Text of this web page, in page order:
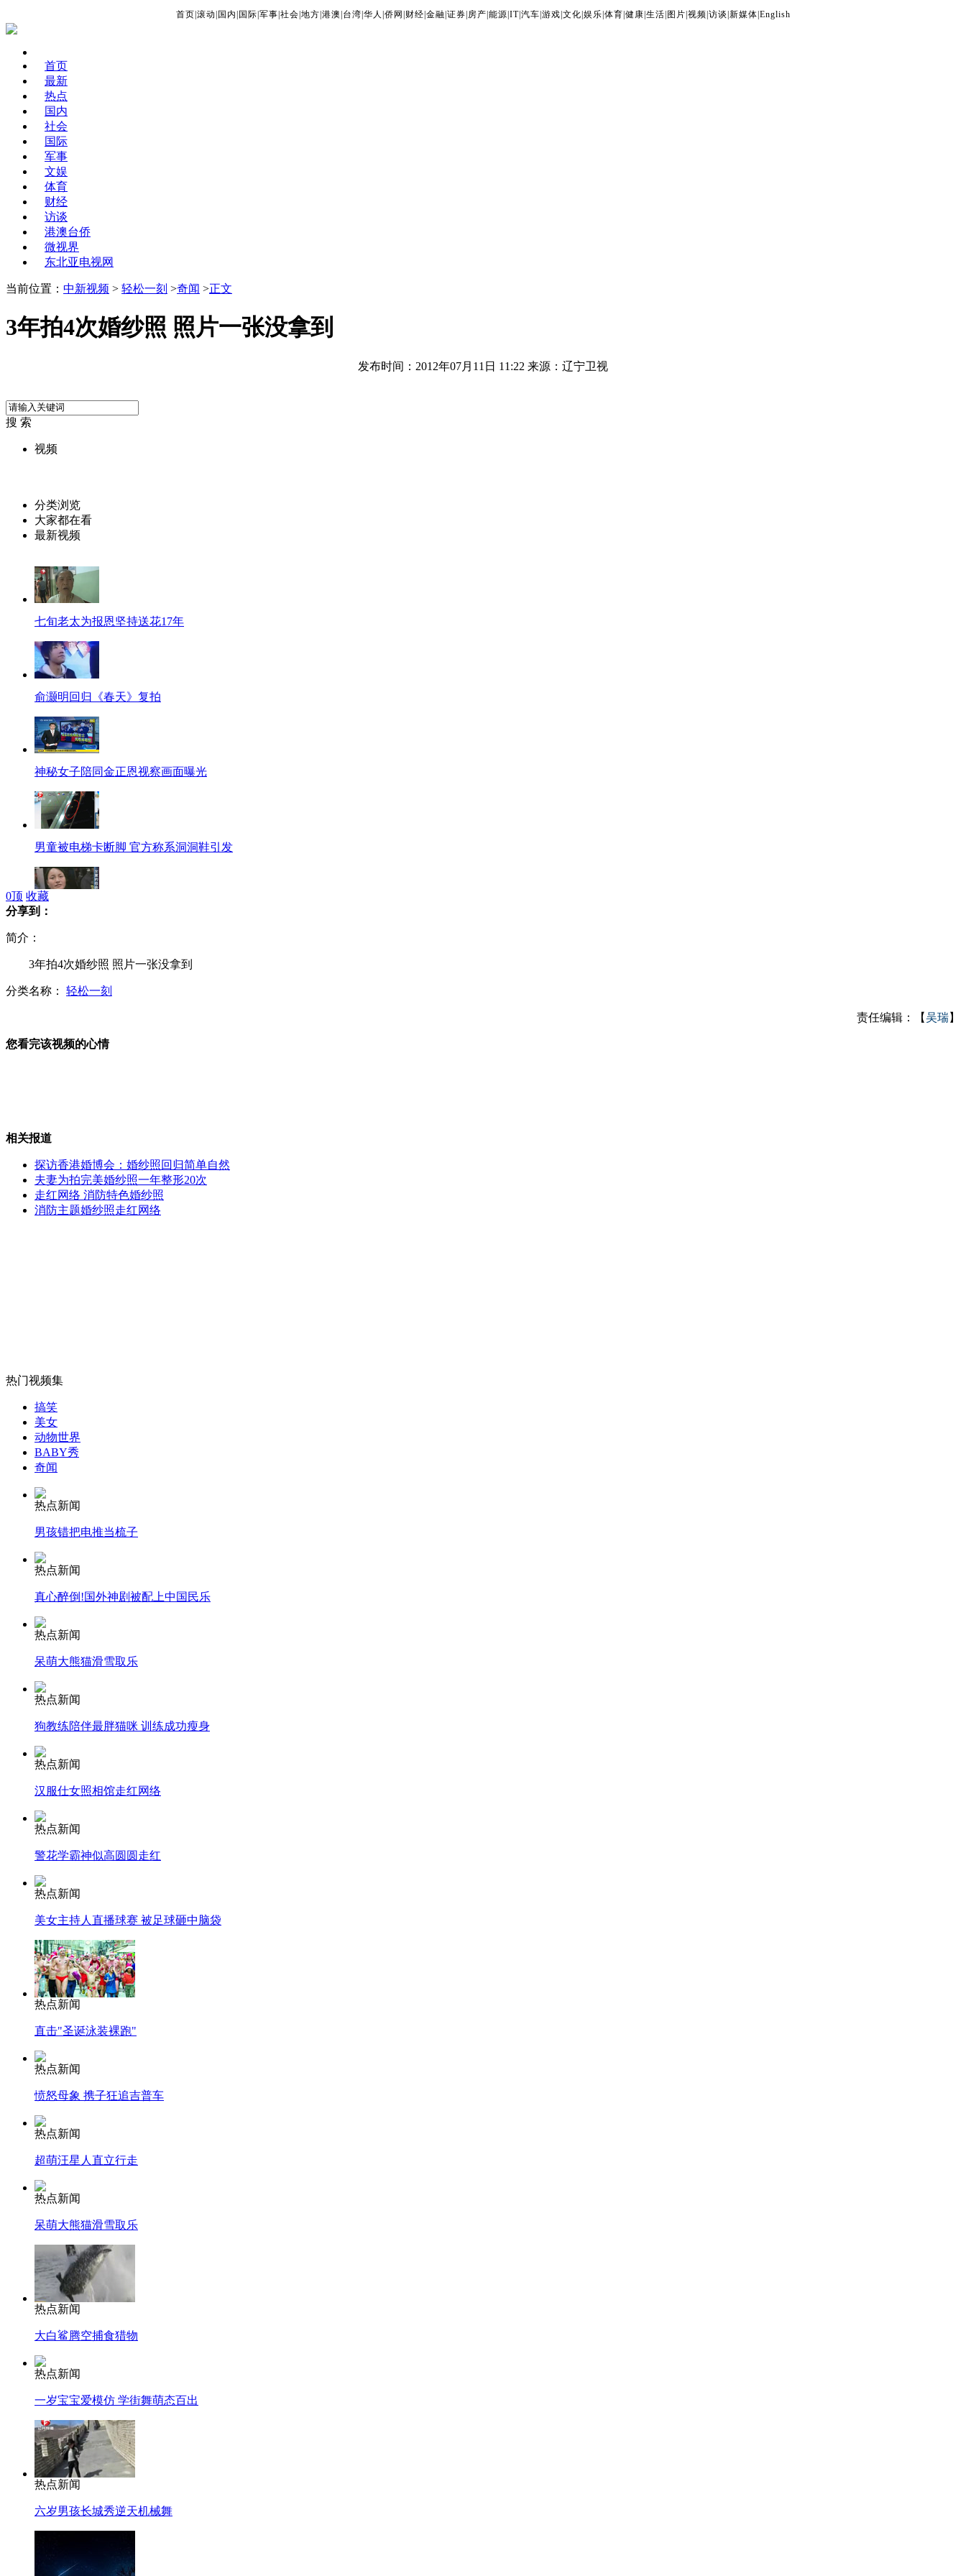
首页 滚动 国内 国际 军事 社会 地方 港澳 台湾 华人 侨网 财经 金融 证券 房产 能源 IT| 汽车 游戏 文化 娱乐 体育 健康 生活 图片 视频 访谈 新媒体 English
首页
最新
热点
国内
社会
国际
军事
文娱
体育
财经
访谈
港澳台侨
微视界
东北亚电视网
当前位置： 中新视频 > 轻松一刻 >奇闻 >正文
3年拍4次婚纱照 照片一张没拿到
发布时间：2012年07月11日 11:22 来源：辽宁卫视
搜 索
视频
分类浏览
大家都在看
最新视频
七旬老太为报恩坚持送花17年
俞灏明回归《春天》复拍
神秘女子陪同金正恩视察画面曝光
男童被电梯卡断脚 官方称系洞洞鞋引发
80后父母喂食荔枝 差点害死婴儿
印总理上<时代>封面被评"不达标者"
女孩北京地铁殴打老人 痛下狠手拳打脚踢
无痛分娩是否安全 医生回应
外交部：有关国家言论片面不公正
安徽一实载49人客车翻车
走！跟着总书记去植树
纽约上演“枕头大战”
0顶 收藏
分享到：
简介：
3年拍4次婚纱照 照片一张没拿到
分类名称： 轻松一刻
责任编辑：【吴瑞】
您看完该视频的心情
相关报道
探访香港婚博会：婚纱照回归简单自然
夫妻为拍完美婚纱照一年整形20次
走红网络 消防特色婚纱照
消防主题婚纱照走红网络
热门视频集
搞笑
美女
动物世界
BABY秀
奇闻
热点新闻
男孩错把电推当梳子
热点新闻
真心醉倒!国外神剧被配上中国民乐
热点新闻
呆萌大熊猫滑雪取乐
热点新闻
狗教练陪伴最胖猫咪 训练成功瘦身
热点新闻
汉服仕女照相馆走红网络
热点新闻
警花学霸神似高圆圆走红
热点新闻
美女主持人直播球赛 被足球砸中脑袋
热点新闻
直击"圣诞泳装裸跑"
热点新闻
愤怒母象 携子狂追吉普车
热点新闻
超萌汪星人直立行走
热点新闻
呆萌大熊猫滑雪取乐
热点新闻
大白鲨腾空捕食猎物
热点新闻
一岁宝宝爱模仿 学街舞萌态百出
热点新闻
六岁男孩长城秀逆天机械舞